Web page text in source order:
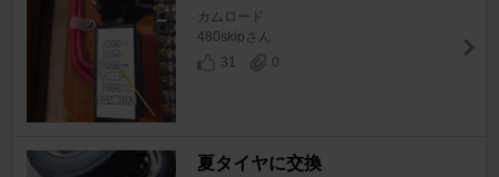
カムロード
480skipさん
31
0
夏タイヤに交換